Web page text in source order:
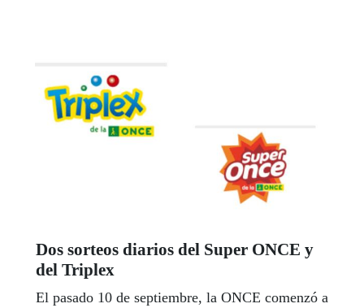
Dos sorteos diarios del Super ONCE y
del Triplex
El pasado 10 de septiembre, la ONCE comenzó a